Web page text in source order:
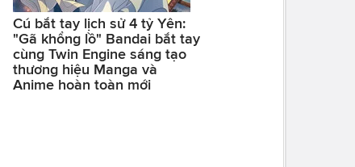
Cú bắt tay lịch sử 4 tỷ Yên:
"Gã khổng lồ" Bandai bắt tay
cùng Twin Engine sáng tạo
thương hiệu Manga và
Anime hoàn toàn mới